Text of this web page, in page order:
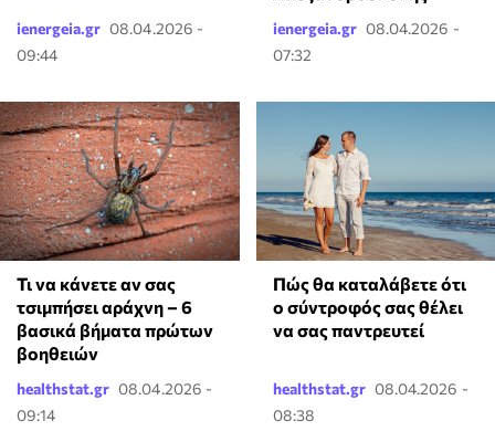
ienergeia.gr 08.04.2026 -
09:44
ienergeia.gr 08.04.2026 -
07:32
Τι να κάνετε αν σας
τσιμπήσει αράχνη – 6
βασικά βήματα πρώτων
βοηθειών
healthstat.gr 08.04.2026 -
09:14
Πώς θα καταλάβετε ότι
ο σύντροφός σας θέλει
να σας παντρευτεί
healthstat.gr 08.04.2026 -
08:38